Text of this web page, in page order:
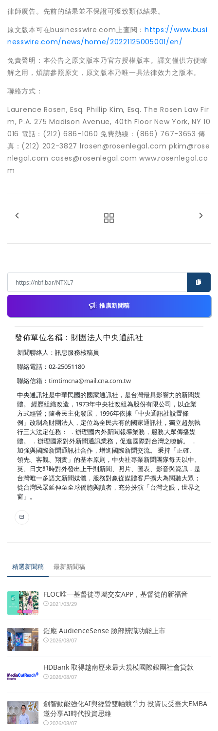
律師廣告。先前的結果並不保證可獲致類似結果。
原文版本可在businesswire.com上查閱：https://www.busi
nesswire.com/news/home/20221125005001/en/
免責聲明：本公告之原文版本乃官方授權版本。譯文僅供方便瞭
解之用，煩請參照原文，原文版本乃唯一具法律效力之版本。
聯絡方式：
Laurence Rosen, Esq. Phillip Kim, Esq. The Rosen Law Fir
m, P.A. 275 Madison Avenue, 40th Floor New York, NY 10
016 電話：(212) 686-1060 免費熱線：(866) 767-3653 傳
真：(212) 202-3827 lrosen@rosenlegal.com pkim@rose
nlegal.com cases@rosenlegal.com www.rosenlegal.co
m
推廣新聞稿
發佈單位名稱：財團法人中央通訊社
新聞聯絡人：訊息服務核稿員
聯絡電話：02-25051180
聯絡信箱： timtimcna@mail.cna.com.tw
中央通訊社是中華民國的國家通訊社，是台灣最具影響力的新聞媒
體。 經歷組織改造，1973年中央社改組為股份有限公司，以企業
方式經營；隨著民主化發展，1996年依據「中央通訊社設置條
例」改制為財團法人，定位為全民共有的國家通訊社，獨立超然執
行三大法定任務： ．辦理國內外新聞報導業務，服務大眾傳播媒
體。 ．辦理國家對外新聞通訊業務，促進國際對台灣之瞭解。 ．
加強與國際新聞通訊社合作，增進國際新聞交流。 秉持「正確、
領先、客觀、翔實」的基本原則，中央社專業新聞團隊每天以中、
英、日文即時對外發出上千則新聞、照片、圖表、影音與資訊，是
台灣唯一多語文新聞媒體，服務對象從媒體客戶擴大為閱聽大眾；
從台灣民眾延伸至全球僑胞與讀者，充分扮演「台灣之眼，世界之
窗」。
精選新聞稿 最新新聞稿
FLOC唯一基督徒專屬交友APP，基督徒的新福音
2021/03/29
鎧應 AudienceSense 臉部辨識功能上市
2026/08/07
HDBank 取得越南歷來最大規模國際銀團社會貸款
2026/08/07
創智動能強化AI與經營雙軸競爭力 投資長受臺大EMBA
邀分享AI時代投資思維
2026/08/07